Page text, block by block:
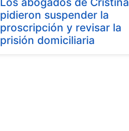
pidieron suspender la
proscripción y revisar la
prisión domiciliaria